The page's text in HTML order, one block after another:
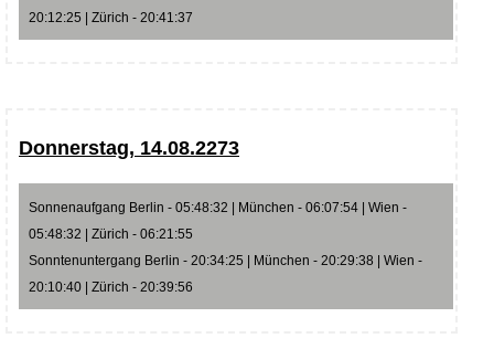
20:12:25 | Zürich - 20:41:37
Donnerstag, 14.08.2273
Sonnenaufgang Berlin - 05:48:32 | München - 06:07:54 | Wien -
05:48:32 | Zürich - 06:21:55
Sonntenuntergang Berlin - 20:34:25 | München - 20:29:38 | Wien -
20:10:40 | Zürich - 20:39:56